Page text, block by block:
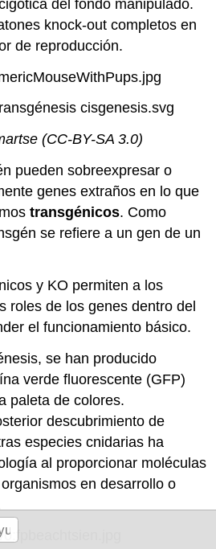
del fondo manipulado.
knock-out completos en
de reproducción.
(CC-BY-SA 3.0)
pueden sobreexpresar o
genes extraños en lo que
transgénicos. Como
se refiere a un gen de un
y KO permiten a los
roles de los genes dentro del
el funcionamiento básico.
se han producido
verde fluorescente (GFP)
paleta de colores.
descubrimiento de
especies cnidarias ha
al proporcionar moléculas
en desarrollo o